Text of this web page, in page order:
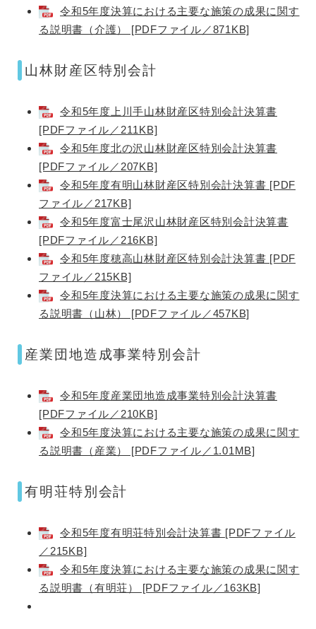
令和5年度決算における主要な施策の成果に関す
る説明書（介護） [PDFファイル／871KB]
山林財産区特別会計
令和5年度上川手山林財産区特別会計決算書
[PDFファイル／211KB]
令和5年度北の沢山林財産区特別会計決算書
[PDFファイル／207KB]
令和5年度有明山林財産区特別会計決算書 [PDF
ファイル／217KB]
令和5年度富士尾沢山林財産区特別会計決算書
[PDFファイル／216KB]
令和5年度穂高山林財産区特別会計決算書 [PDF
ファイル／215KB]
令和5年度決算における主要な施策の成果に関す
る説明書（山林） [PDFファイル／457KB]
産業団地造成事業特別会計
令和5年度産業団地造成事業特別会計決算書
[PDFファイル／210KB]
令和5年度決算における主要な施策の成果に関す
る説明書（産業） [PDFファイル／1.01MB]
有明荘特別会計
令和5年度有明荘特別会計決算書 [PDFファイル
／215KB]
令和5年度決算における主要な施策の成果に関す
る説明書（有明荘） [PDFファイル／163KB]